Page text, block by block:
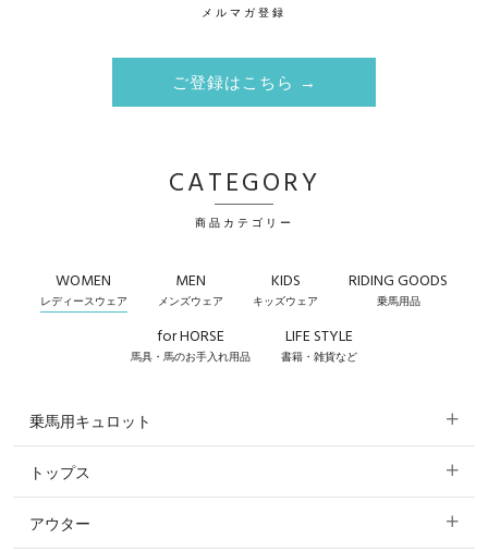
メルマガ登録
ご登録はこちら →
CATEGORY
商品カテゴリー
WOMEN
レディースウェア
MEN
メンズウェア
KIDS
キッズウェア
RIDING GOODS
乗馬用品
for HORSE
馬具・馬のお手入れ用品
LIFE STYLE
書籍・雑貨など
乗馬用キュロット
すべてのキュロット
フルグリップ・尻革 キュロット
トップス
すべてのトップス
アウター